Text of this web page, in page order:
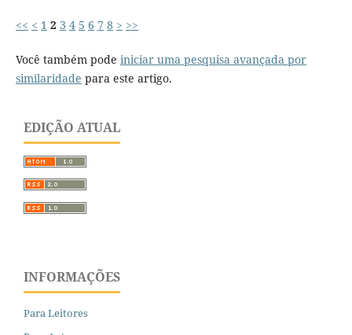
<< < 1 2 3 4 5 6 7 8 > >>
Você também pode iniciar uma pesquisa avançada por
similaridade para este artigo.
EDIÇÃO ATUAL
INFORMAÇÕES
Para Leitores